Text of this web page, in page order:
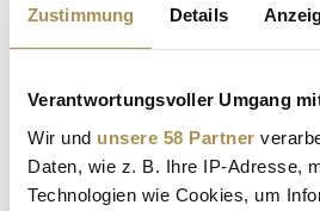
Zustimmung Details
Verantwortungsvoller Umgang
Wir und unsere 58 Partner
Daten, wie z. B. Ihre IP-Adresse,
Technologien wie Cookies, um